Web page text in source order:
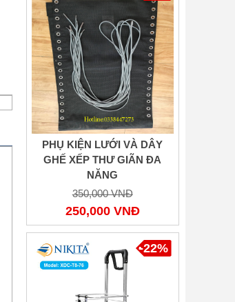
PHỤ KIỆN LƯỚI VÀ DÂY
GHẾ XẾP THƯ GIÃN ĐA
NĂNG
350,000 VNĐ
250,000 VNĐ
-22%